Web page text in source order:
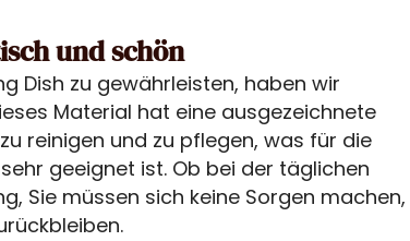
und schön
Dish zu gewährleisten, haben wir
Material hat eine ausgezeichnete
reinigen und zu pflegen, was für die
geeignet ist. Ob bei der täglichen
Sie müssen sich keine Sorgen machen,